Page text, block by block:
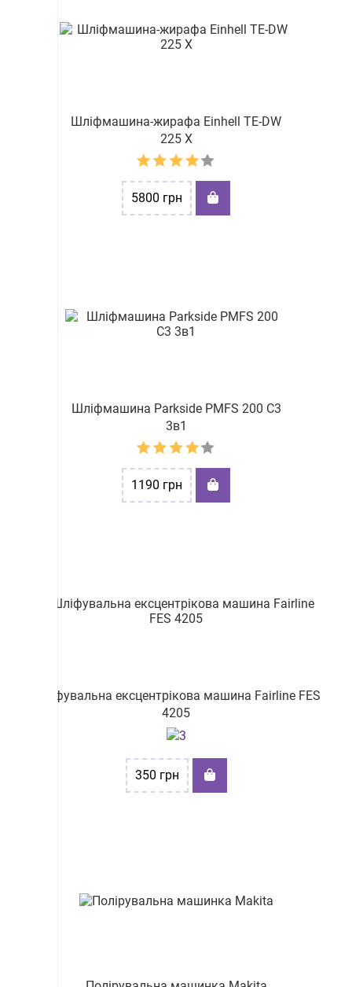
Шліфмашина-жирафа Einhell TE-DW
225 X
5800 грн
Шліфмашина Parkside PMFS 200 C3
3в1
1190 грн
Шліфувальна ексцентрікова машина Fairline FES
4205
350 грн